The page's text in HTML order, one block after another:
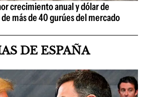
crecimiento anual y dólar de
más de 40 gurúes del mercado
DE ESPAÑA